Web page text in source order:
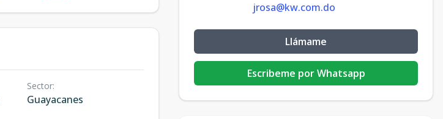
Sector:
Guayacanes
jrosa@kw.com.do
Llámame
Escribeme por Whatsapp